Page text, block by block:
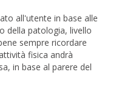
all'utente in base alle
della patologia, livello
sempre ricordare
fisica andrà
in base al parere del